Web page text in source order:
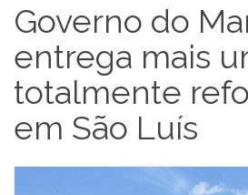
Governo do
entrega mais
totalmente
em São Luís